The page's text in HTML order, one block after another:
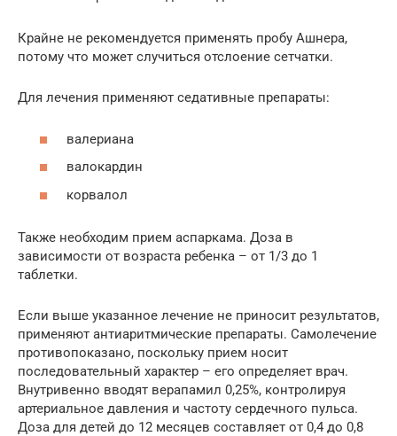
Крайне не рекомендуется применять пробу Ашнера,
потому что может случиться отслоение сетчатки.
Для лечения применяют седативные препараты:
валериана
валокардин
корвалол
Также необходим прием аспаркама. Доза в
зависимости от возраста ребенка – от 1/3 до 1
таблетки.
Если выше указанное лечение не приносит результатов,
применяют антиаритмические препараты. Самолечение
противопоказано, поскольку прием носит
последовательный характер – его определяет врач.
Внутривенно вводят верапамил 0,25%, контролируя
артериальное давления и частоту сердечного пульса.
Доза для детей до 12 месяцев составляет от 0,4 до 0,8